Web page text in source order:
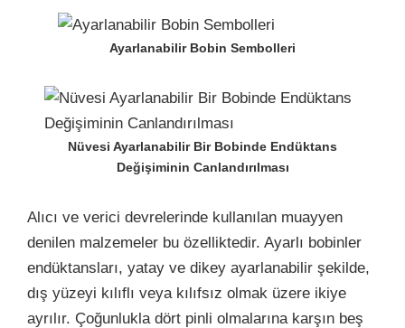
Ayarlanabilir Bobin Sembolleri
Nüvesi Ayarlanabilir Bir Bobinde Endüktans
Değişiminin Canlandırılması
Alıcı ve verici devrelerinde kullanılan muayyen
denilen malzemeler bu özelliktedir. Ayarlı bobinler
endüktansları, yatay ve dikey ayarlanabilir şekilde,
dış yüzeyi kılıflı veya kılıfsız olmak üzere ikiye
ayrılır. Çoğunlukla dört pinli olmalarına karşın beş